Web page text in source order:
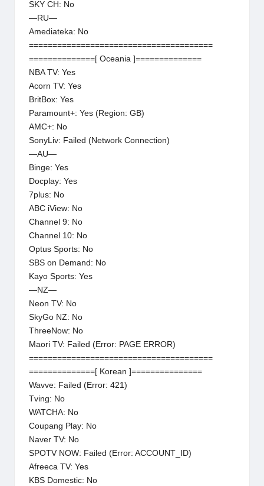
SKY CH: No
—RU—
Amediateka: No
=======================================
==============[ Oceania ]==============
NBA TV: Yes
Acorn TV: Yes
BritBox: Yes
Paramount+: Yes (Region: GB)
AMC+: No
SonyLiv: Failed (Network Connection)
—AU—
Binge: Yes
Docplay: Yes
7plus: No
ABC iView: No
Channel 9: No
Channel 10: No
Optus Sports: No
SBS on Demand: No
Kayo Sports: Yes
—NZ—
Neon TV: No
SkyGo NZ: No
ThreeNow: No
Maori TV: Failed (Error: PAGE ERROR)
=======================================
==============[ Korean ]===============
Wavve: Failed (Error: 421)
Tving: No
WATCHA: No
Coupang Play: No
Naver TV: No
SPOTV NOW: Failed (Error: ACCOUNT_ID)
Afreeca TV: Yes
KBS Domestic: No